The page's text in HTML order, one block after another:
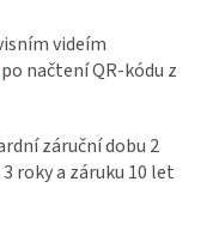
videím
po načtení QR-kódu z
záruční dobu 2
roky a záruku 10 let